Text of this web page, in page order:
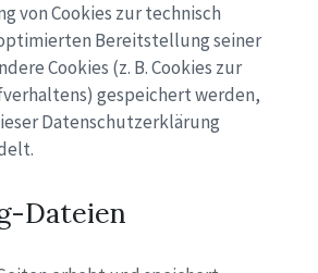
von Cookies zur technisch
Bereitstellung seiner
Cookies (z. B. Cookies zur
gespeichert werden,
Datenschutzerklärung
Dateien